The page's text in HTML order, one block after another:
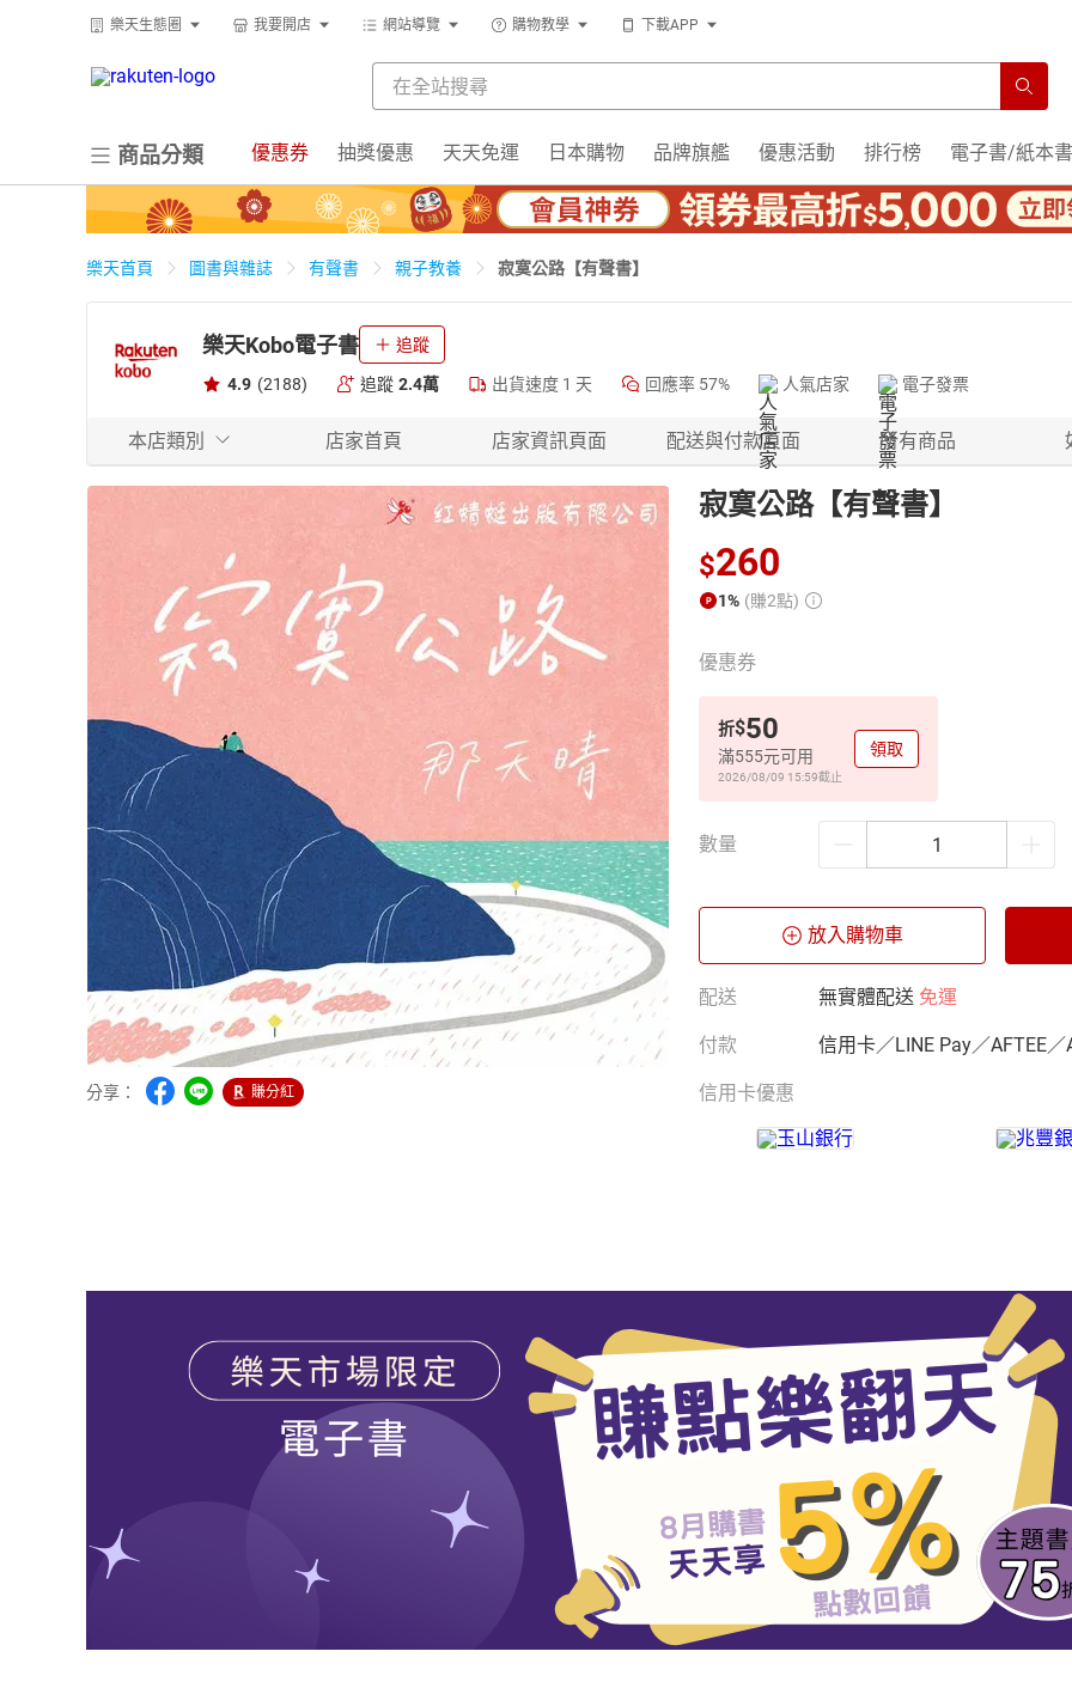
樂天生態圈 我要開店 網站導覽 購物教學 下載APP
商品分類 優惠券 抽獎優惠 天天免運 日本購物 品牌旗艦 優惠活動 排行榜 電子書/紙本書
樂天首頁 圖書與雜誌 有聲書 親子教養 寂寞公路【有聲書】
樂天Kobo電子書 追蹤
4.9 (2188) 追蹤 2.4萬 出貨速度 1 天 回應率 57% 人氣店家 電子發票
本店類別 店家首頁 店家資訊頁面 配送與付款頁面 所有商品
分享： 賺分紅
寂寞公路【有聲書】
$260
1% (賺2點)
優惠券
折$50
滿555元可用
2026/08/09 15:59截止
領取
數量
放入購物車
配送 無實體配送 免運
付款 信用卡／LINE Pay／AFTEE／
信用卡優惠